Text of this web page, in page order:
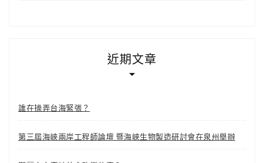
近期文章
誰在操弄台海緊張？
第三屆海峽兩岸工程師論壇 暨海峽生物製造研討會在泉州舉辦